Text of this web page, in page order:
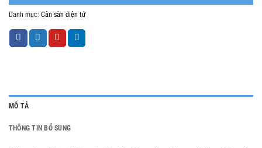
Danh mục: Cân sàn điện tử
MÔ TẢ
THÔNG TIN BỔ SUNG